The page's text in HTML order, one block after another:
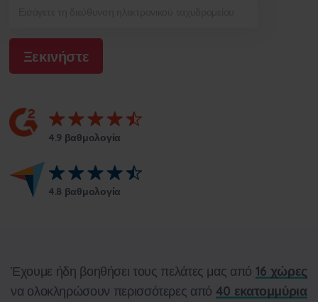
Ξεκινήστε
4.9 βαθμολογία
4.8 βαθμολογία
Έχουμε ήδη βοηθήσει τους πελάτες μας από 16 χώρες
να ολοκληρώσουν περισσότερες από 40 εκατομμύρια